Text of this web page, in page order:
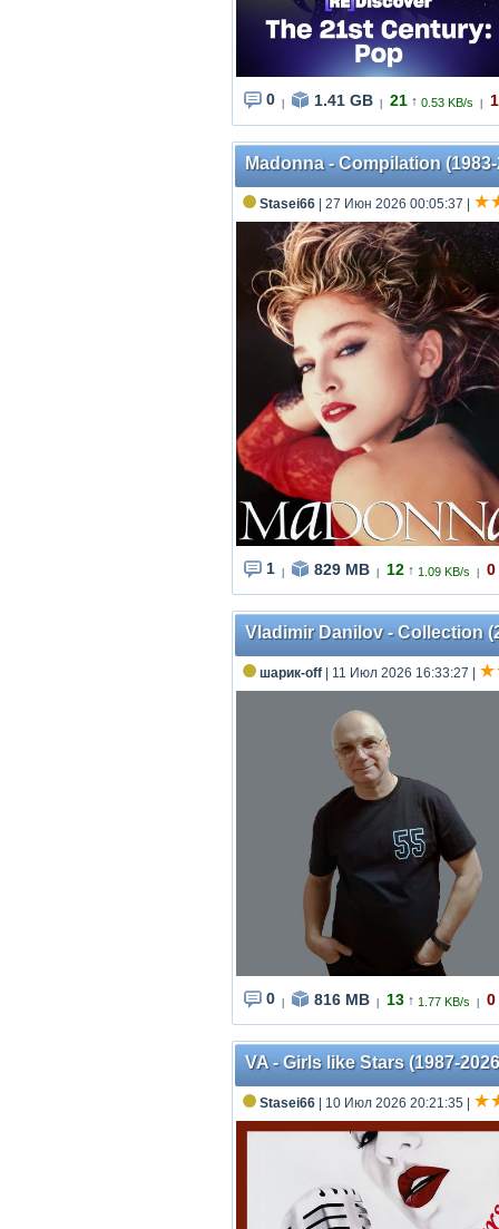
0 1.41 GB 21 ↑ 0.53 KB/s 1
Madonna - Compilation
Stasei66 | 27 Июн 2026 00:05:37
1 829 MB 12 ↑ 1.09 KB/s 0
Vladimir Danilov - Collection
шарик-off | 11 Июл 2026 16:33:27
0 816 MB 13 ↑ 1.77 KB/s 0
VA - Girls like Stars (1987-
Stasei66 | 10 Июл 2026 20:21:35